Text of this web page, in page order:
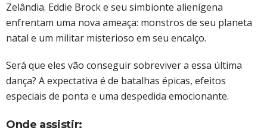
Zelândia. Eddie Brock e seu simbionte alienígena
enfrentam uma nova ameaça: monstros de seu planeta
natal e um militar misterioso em seu encalço.
Será que eles vão conseguir sobreviver a essa última
dança? A expectativa é de batalhas épicas, efeitos
especiais de ponta e uma despedida emocionante.
Onde assistir: